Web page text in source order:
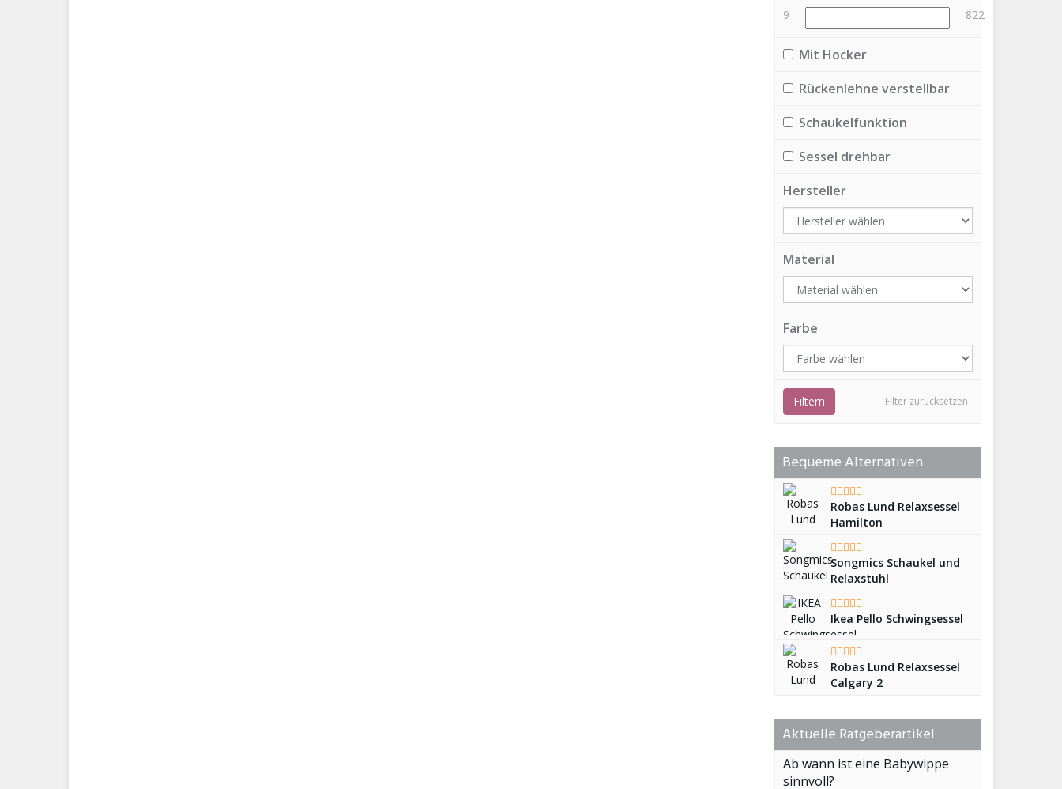
9 822
Mit Hocker
Rückenlehne verstellbar
Schaukelfunktion
Sessel drehbar
Hersteller
Material
Farbe
Filter zurücksetzen
Filtern
Bequeme Alternativen
Robas Lund Relaxsessel
Hamilton
Songmics Schaukel und
Relaxstuhl
Ikea Pello Schwingsessel
Robas Lund Relaxsessel
Calgary 2
Aktuelle Ratgeberartikel
Ab wann ist eine Babywippe
sinnvoll?